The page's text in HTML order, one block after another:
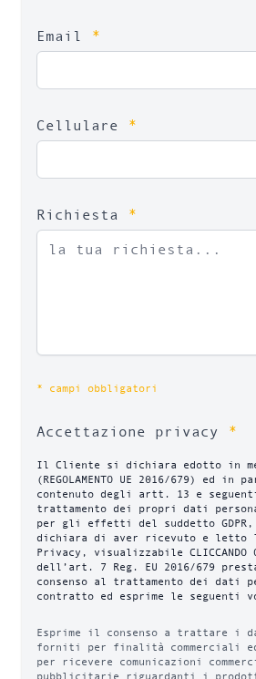
Email *
Cellulare *
Richiesta *
* campi obbligatori
Accettazione privacy *
Il Cliente si dichiara edotto in
(REGOLAMENTO UE 2016/679) ed in
contenuto degli artt. 13 e
trattamento dei propri dati
per gli effetti del suddetto GDPR,
dichiara di aver ricevuto e letto
Privacy, visualizzabile
dell’art. 7 Reg. EU 2016/679
consenso al trattamento dei dati
contratto ed esprime le seguenti
Esprime il consenso a trattare i
forniti per finalità commerciali
per ricevere comunicazioni
pubblicitarie riguardanti i